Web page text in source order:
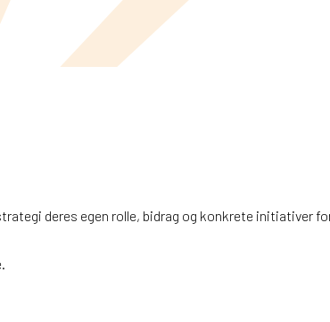
deres egen rolle, bidrag og konkrete initiativer